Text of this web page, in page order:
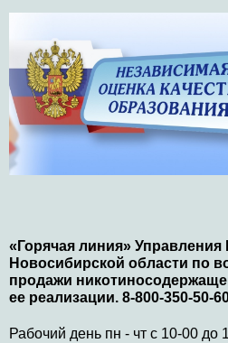
«Горячая линия»
Новосибирской области по
продажи
ее реализации. 8-800-350-50-
Рабочий день пн - чт с 10-00 до